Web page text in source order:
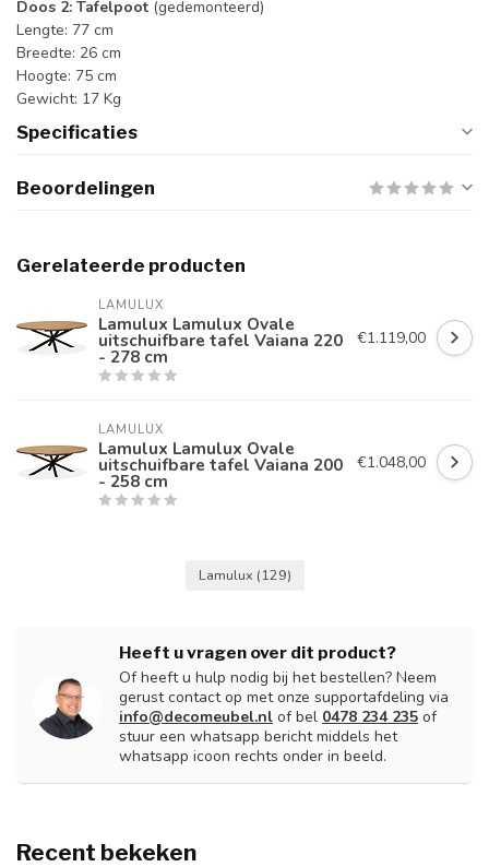
Doos 2: Tafelpoot (gedemonteerd)
Lengte: 77 cm
Breedte: 26 cm
Hoogte: 75 cm
Gewicht: 17 Kg
Specificaties
Beoordelingen
Gerelateerde producten
LAMULUX
Lamulux Lamulux Ovale
uitschuifbare tafel Vaiana 220
- 278 cm
€1.119,00
LAMULUX
Lamulux Lamulux Ovale
uitschuifbare tafel Vaiana 200
- 258 cm
€1.048,00
Lamulux (129)
Heeft u vragen over dit product?
Of heeft u hulp nodig bij het bestellen? Neem
gerust contact op met onze supportafdeling via
info@decomeubel.nl of bel 0478 234 235 of
stuur een whatsapp bericht middels het
whatsapp icoon rechts onder in beeld.
Recent bekeken